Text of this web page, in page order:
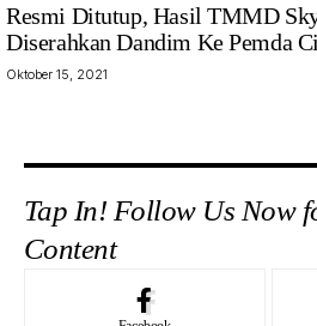
Resmi Ditutup, Hasil TMMD
Diserahkan Dandim Ke Pemda
Oktober 15, 2021
Tap In! Follow Us Now
Content